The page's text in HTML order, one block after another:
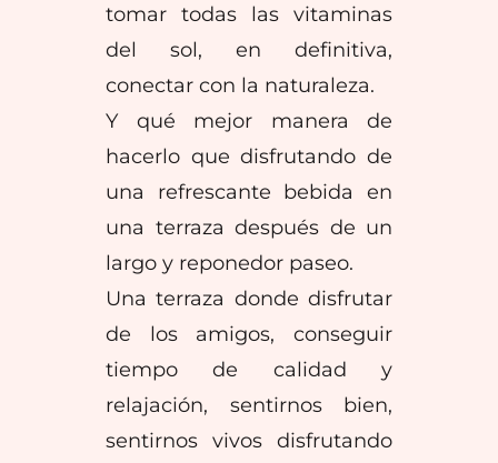
tomar todas las vitaminas
del sol, en definitiva,
conectar con la naturaleza.
Y qué mejor manera de
hacerlo que disfrutando de
una refrescante bebida en
una terraza después de un
largo y reponedor paseo.
Una terraza donde disfrutar
de los amigos, conseguir
tiempo de calidad y
relajación, sentirnos bien,
sentirnos vivos disfrutando